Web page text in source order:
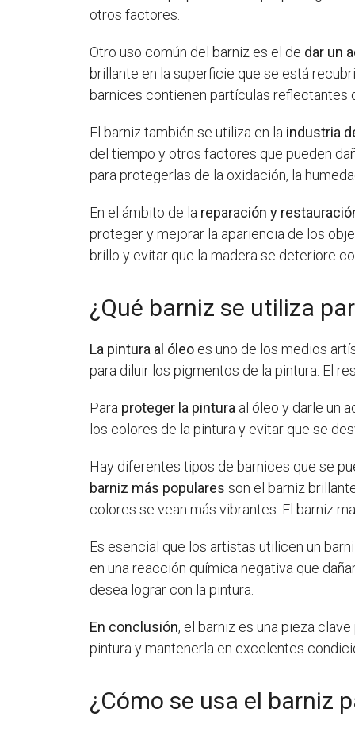
otros factores.
Otro uso común del barniz es el de dar un
brillante en la superficie que se está
barnices contienen partículas reflectantes
El barniz también se utiliza en la industria
del tiempo y otros factores que pueden
para protegerlas de la oxidación, la
En el ámbito de la reparación y
proteger y mejorar la apariencia de los
brillo y evitar que la madera se deteriore
¿Qué barniz se utiliza
La pintura al óleo es uno de los medios
para diluir los pigmentos de la pintura. El
Para proteger la pintura al óleo y darle un
los colores de la pintura y evitar que se
Hay diferentes tipos de barnices que se
barniz más populares son el barniz
colores se vean más vibrantes. El barniz
Es esencial que los artistas utilicen un
en una reacción química negativa que
desea lograr con la pintura.
En conclusión, el barniz es una pieza
pintura y mantenerla en excelentes
¿Cómo se usa el barniz